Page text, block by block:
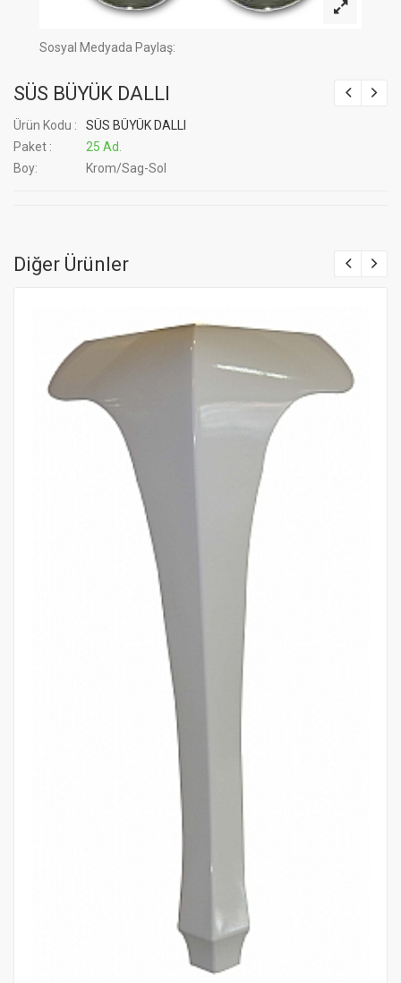
Sosyal Medyada Paylaş:
SÜS BÜYÜK DALLI
Ürün Kodu :
SÜS BÜYÜK DALLI
Paket :
25 Ad.
Boy:
Krom/Sag-Sol
Diğer Ürünler